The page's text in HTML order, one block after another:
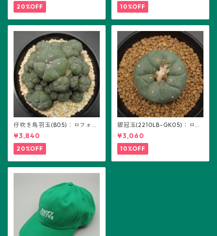
20%OFF
10%OFF
仔吹き烏羽玉(B05)：ロフォフ
ォラ属
¥3,840
20%OFF
銀冠玉(2210LB-GK05)：ロフ
ォフォラ属 ※実生
¥3,060
10%OFF